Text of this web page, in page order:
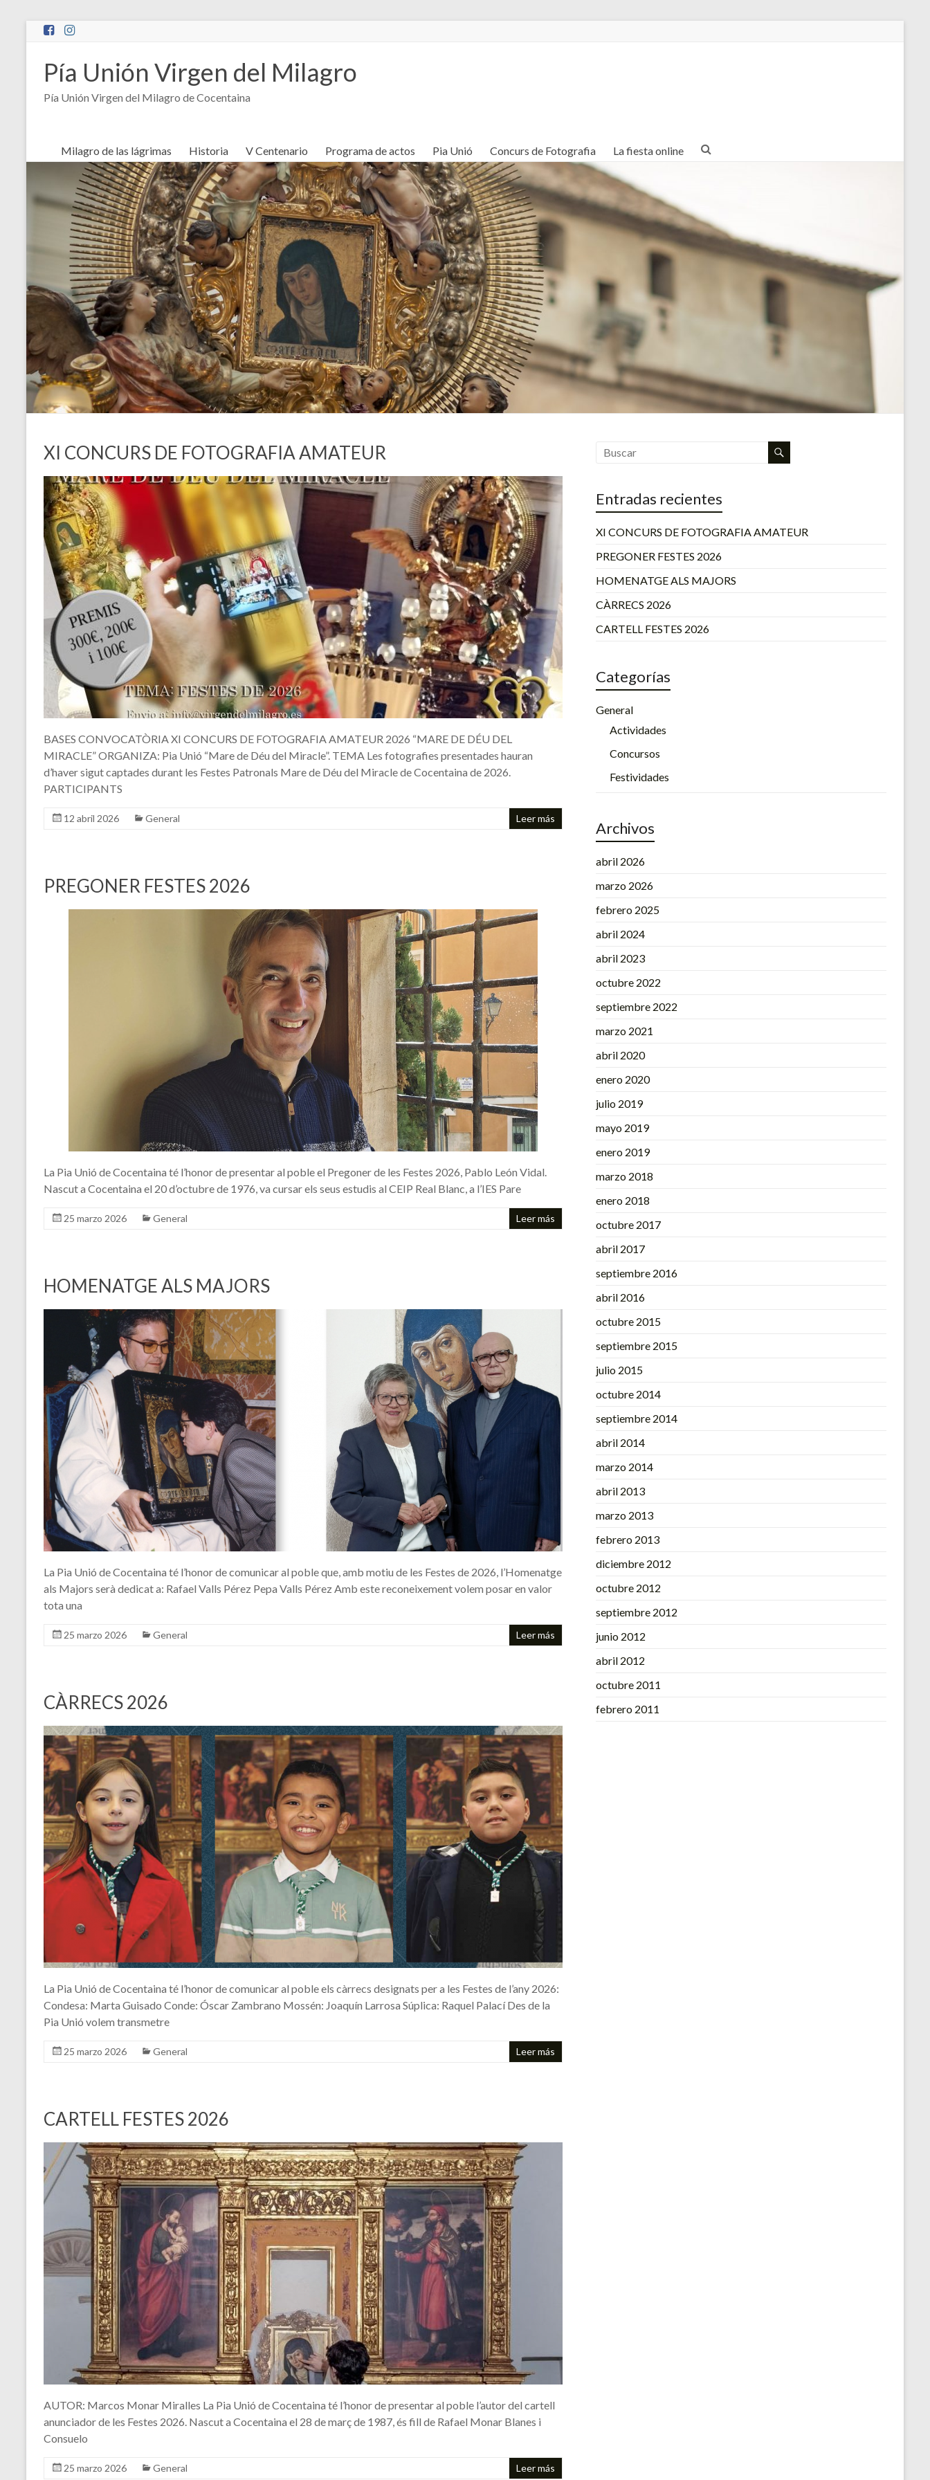
Saltar
Pía Unión Virgen del Milagro
Pía Unión Virgen del Milagro de Cocentaina
Milagro de las lágrimas Historia V Centenario Programa de actos Pia Unió Concurs de Fotografia La fiesta online
XI CONCURS DE FOTOGRAFIA AMATEUR
BASES CONVOCATÒRIA XI CONCURS DE FOTOGRAFIA AMATEUR 2026 “MARE DE DÉU DEL
MIRACLE” ORGANIZA: Pia Unió “Mare de Déu del Miracle”. TEMA Les fotografies presentades hauran
d’haver sigut captades durant les Festes Patronals Mare de Déu del Miracle de Cocentaina de 2026.
PARTICIPANTS
12 abril 2026 General Leer más
PREGONER FESTES 2026
La Pia Unió de Cocentaina té l’honor de presentar al poble el Pregoner de les Festes 2026, Pablo León Vidal.
Nascut a Cocentaina el 20 d’octubre de 1976, va cursar els seus estudis al CEIP Real Blanc, a l’IES Pare
25 marzo 2026 General Leer más
HOMENATGE ALS MAJORS
La Pia Unió de Cocentaina té l’honor de comunicar al poble que, amb motiu de les Festes de 2026, l’Homenatge
als Majors serà dedicat a: Rafael Valls Pérez Pepa Valls Pérez Amb este reconeixement volem posar en valor
tota una
25 marzo 2026 General Leer más
CÀRRECS 2026
La Pia Unió de Cocentaina té l’honor de comunicar al poble els càrrecs designats per a les Festes de l’any 2026:
Condesa: Marta Guisado Conde: Óscar Zambrano Mossén: Joaquín Larrosa Súplica: Raquel Palací Des de la
Pia Unió volem transmetre
25 marzo 2026 General Leer más
CARTELL FESTES 2026
AUTOR: Marcos Monar Miralles La Pia Unió de Cocentaina té l’honor de presentar al poble l’autor del cartell
anunciador de les Festes 2026. Nascut a Cocentaina el 28 de març de 1987, és fill de Rafael Monar Blanes i
Consuelo
25 marzo 2026 General Leer más
Entradas recientes
XI CONCURS DE FOTOGRAFIA AMATEUR
PREGONER FESTES 2026
HOMENATGE ALS MAJORS
CÀRRECS 2026
CARTELL FESTES 2026
Categorías
General
Actividades
Concursos
Festividades
Archivos
abril 2026
marzo 2026
febrero 2025
abril 2024
abril 2023
octubre 2022
septiembre 2022
marzo 2021
abril 2020
enero 2020
julio 2019
mayo 2019
enero 2019
marzo 2018
enero 2018
octubre 2017
abril 2017
septiembre 2016
abril 2016
octubre 2015
septiembre 2015
julio 2015
octubre 2014
septiembre 2014
abril 2014
marzo 2014
abril 2013
marzo 2013
febrero 2013
diciembre 2012
octubre 2012
septiembre 2012
junio 2012
abril 2012
octubre 2011
febrero 2011